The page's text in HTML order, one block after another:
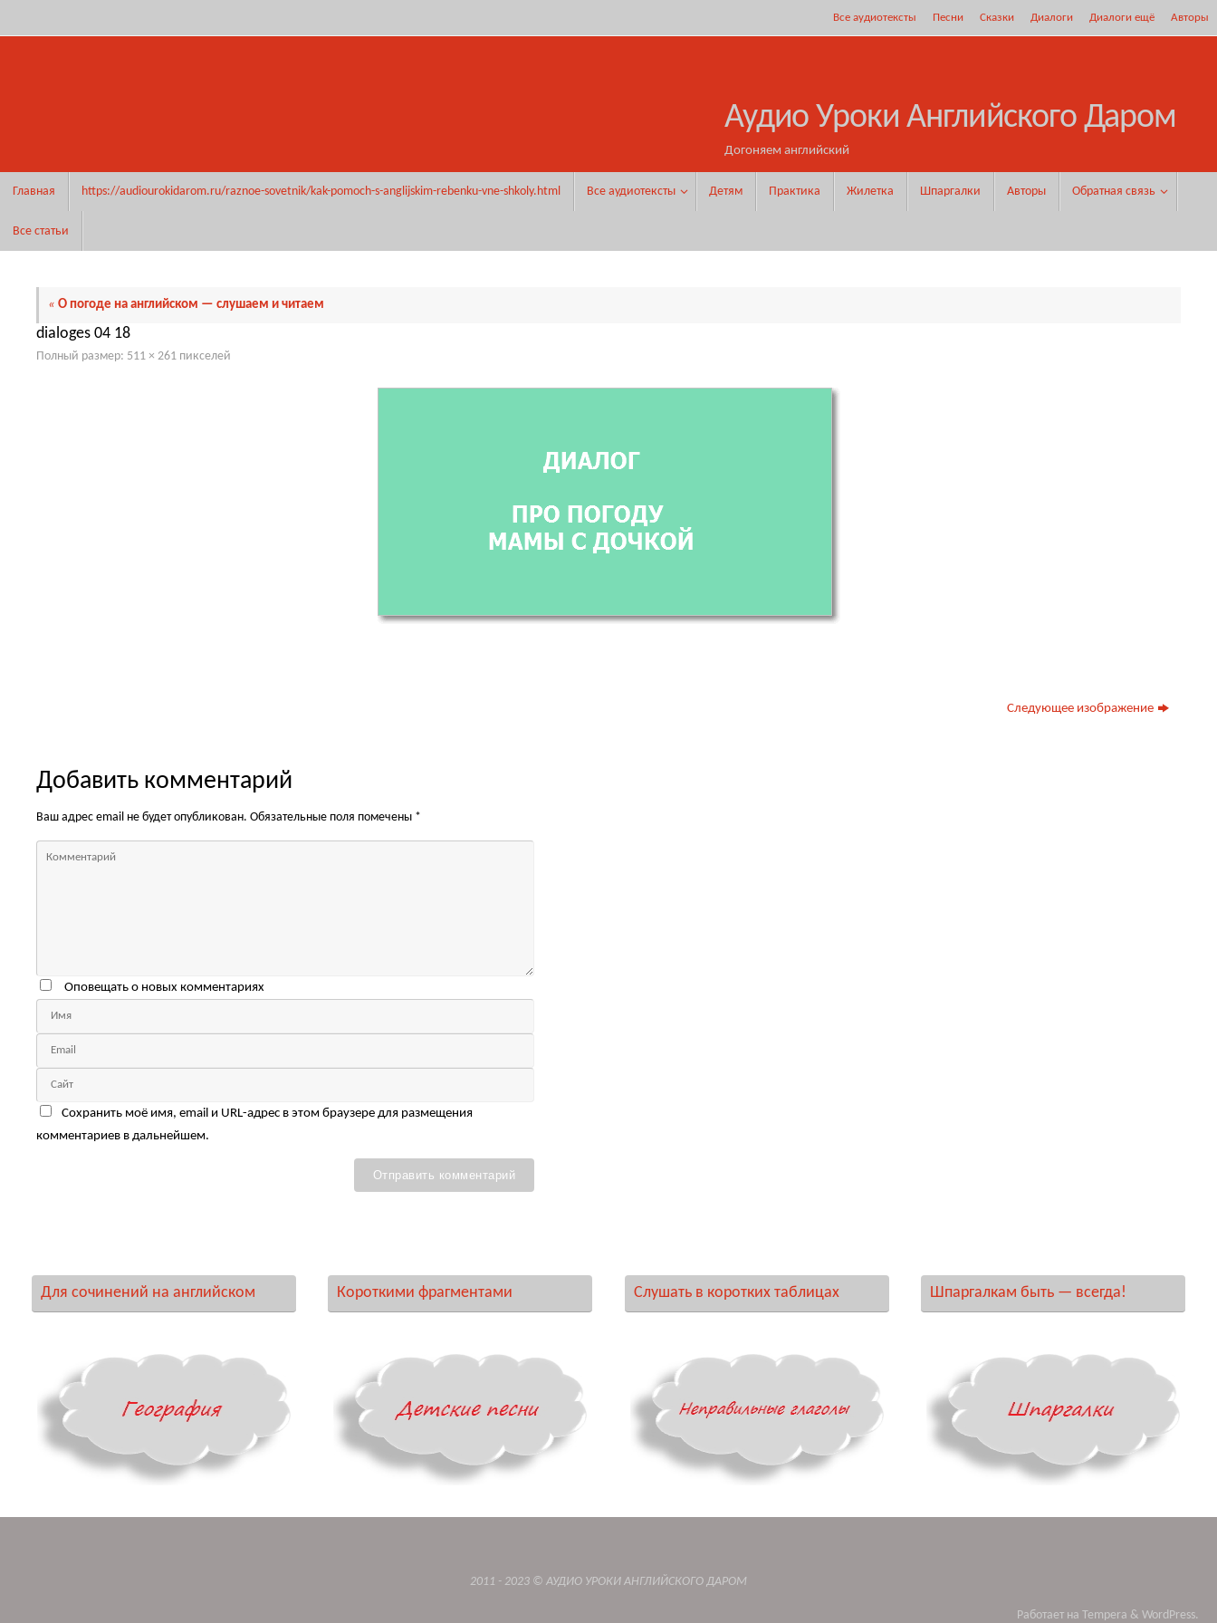
к
Все аудиотексты Песни Сказки Диалоги Диалоги ещё Авторы
Аудио Уроки Английского Даром
Догоняем английский
Главная https://audiourokidarom.ru/raznoe-sovetnik/kak-pomoch-s-anglijskim-rebenku-vne-shkoly.html Все аудиотексты Детям Практика Жилетка Шпаргалки Авторы Обратная связь
Все статьи
« О погоде на английском — слушаем и читаем
dialoges 04 18
Полный размер: 511 × 261 пикселей
Следующее изображение
Добавить комментарий
Ваш адрес email не будет опубликован. Обязательные поля помечены *
Оповещать о новых комментариях
Сохранить моё имя, email и URL-адрес в этом браузере для размещения
комментариев в дальнейшем.
Для сочинений на английском Короткими фрагментами Слушать в коротких таблицах Шпаргалкам быть — всегда!
2011 - 2023 © АУДИО УРОКИ АНГЛИЙСКОГО ДАРОМ
Работает на Tempera & WordPress.